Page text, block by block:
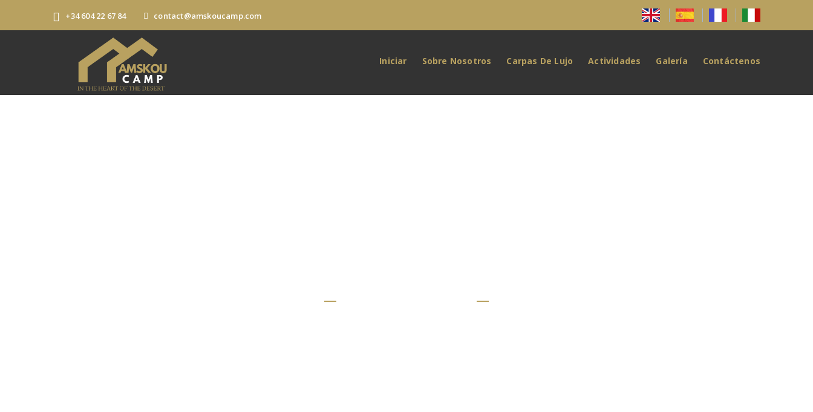
+34 604 22 67 84 contact@amskoucamp.com
Iniciar Sobre Nosotros Carpas De Lujo Actividades Galería Contáctenos